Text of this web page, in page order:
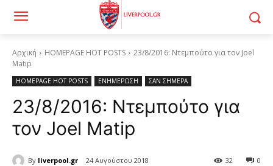
Αρχική HOMEPAGE HOT POSTS
23/8/2016: Ντεμπούτο για τον Joel
Matip
HOMEPAGE HOT POSTS ΕΝΗΜΕΡΩΣΗ ΣΑΝ ΣΗΜΕΡΑ
23/8/2016: Ντεμπούτο για
τον Joel Matip
By liverpool.gr 24 Αυγούστου 2018 0
32